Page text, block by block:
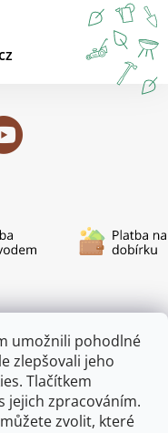
umožnili pohodlné
zlepšovali jeho
Tlačítkem
jejich zpracováním.
zvolit, které